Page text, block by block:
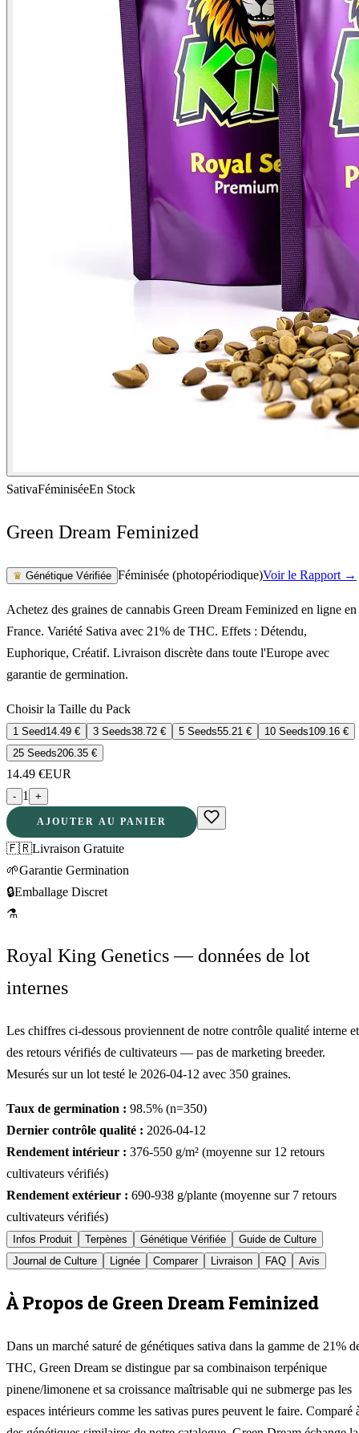
SativaFéminiséeEn Stock
Green Dream Feminized
♛ Génétique Vérifiée Féminisée (photopériodique)Voir le Rapport →
Achetez des graines de cannabis Green Dream Feminized en ligne en
France. Variété Sativa avec 21% de THC. Effets : Détendu,
Euphorique, Créatif. Livraison discrète dans toute l'Europe avec
garantie de germination.
Choisir la Taille du Pack
1 Seed14.49 € 3 Seeds38.72 € 5 Seeds55.21 € 10 Seeds109.16 €
25 Seeds206.35 €
14.49 €EUR
- 1 +
AJOUTER AU PANIER
🇫🇷Livraison Gratuite
🌱Garantie Germination
🔒Emballage Discret
⚗
Royal King Genetics — données de lot
internes
Les chiffres ci-dessous proviennent de notre contrôle qualité interne et
des retours vérifiés de cultivateurs — pas de marketing breeder.
Mesurés sur un lot testé le 2026-04-12 avec 350 graines.
Taux de germination : 98.5% (n=350)
Dernier contrôle qualité : 2026-04-12
Rendement intérieur : 376-550 g/m² (moyenne sur 12 retours
cultivateurs vérifiés)
Rendement extérieur : 690-938 g/plante (moyenne sur 7 retours
cultivateurs vérifiés)
Infos Produit Terpènes Génétique Vérifiée
Guide de Culture
Journal de Culture
Lignée Comparer Livraison FAQ Avis
À Propos de Green Dream Feminized
Dans un marché saturé de génétiques sativa dans la gamme de 21%
THC, Green Dream se distingue par sa combinaison terpénique
pinene/limonene et sa croissance maîtrisable qui ne submerge pas les
espaces intérieurs comme les sativas pures peuvent le faire. Comparé